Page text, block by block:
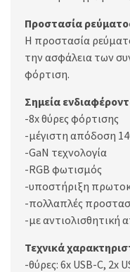
Προστασία
Η προστασία
την ασφάλεια των
φόρτιση.
Σημεία
-8x θύρες φόρτισης
-μέγιστη απόδοση
-GaN τεχνολογία
-RGB φωτισμός
-υποστήριξη
-πολλαπλές
-με
Τεχνικά
-θύρες: 6x USB-C, 2x